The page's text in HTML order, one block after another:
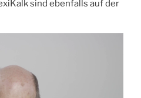
sind ebenfalls auf der